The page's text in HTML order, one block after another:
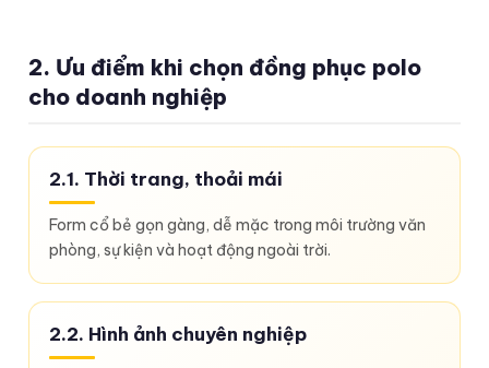
2. Ưu điểm khi chọn đồng phục polo
cho doanh nghiệp
2.1. Thời trang, thoải mái
Form cổ bẻ gọn gàng, dễ mặc trong môi trường văn
phòng, sự kiện và hoạt động ngoài trời.
2.2. Hình ảnh chuyên nghiệp